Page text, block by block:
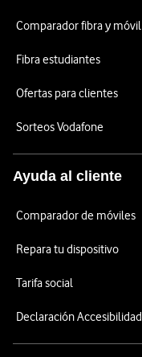
Comparador fibra y móvil
Fibra estudiantes
Ofertas para clientes
Sorteos Vodafone
Ayuda al cliente
Comparador de móviles
Repara tu dispositivo
Tarifa social
Declaración Accesibilidad